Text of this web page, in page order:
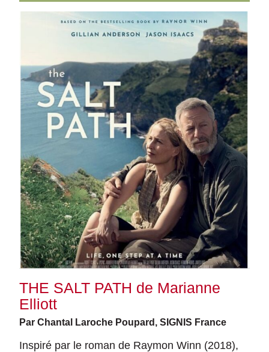
THE SALT PATH de Marianne
Elliott
Par Chantal Laroche Poupard, SIGNIS France
Inspiré par le roman de Raymon Winn (2018),